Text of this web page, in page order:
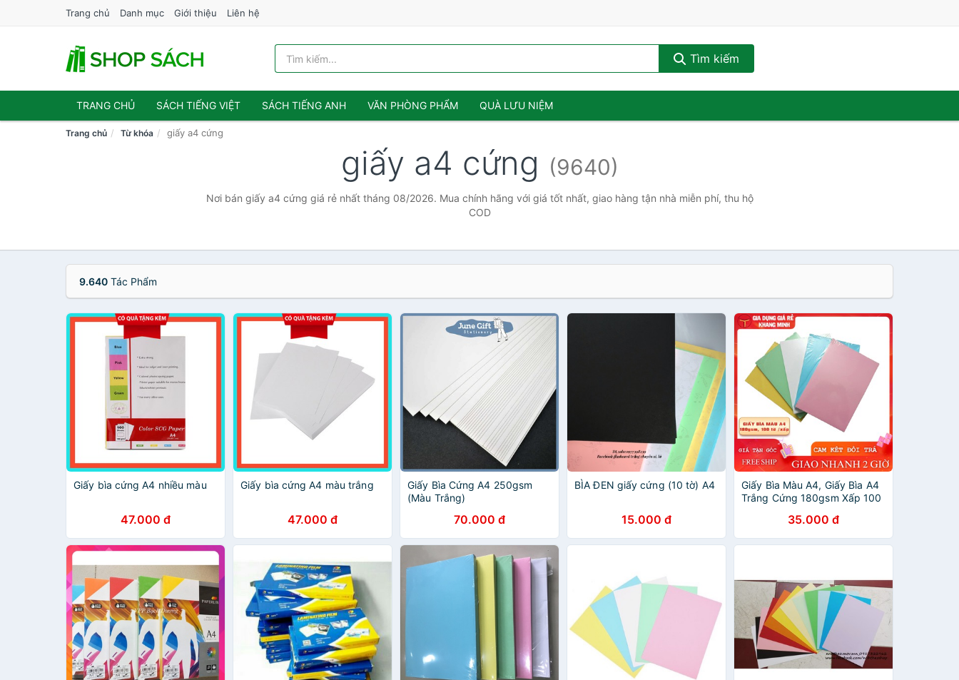
Trang chủ Danh mục Giới thiệu Liên hệ
Tìm kiếm
TRANG CHỦ SÁCH TIẾNG VIỆT SÁCH TIẾNG ANH VĂN PHÒNG PHẨM QUÀ LƯU NIỆM
Trang chủ Từ khóa giấy a4 cứng
giấy a4 cứng (9640)
Nơi bán giấy a4 cứng giá rẻ nhất tháng 08/2026. Mua chính hãng với giá tốt nhất, giao hàng tận nhà miễn phí, thu hộ
COD
9.640 Tác Phẩm
Giấy bìa cứng A4 nhiều màu
47.000 đ
Giấy bìa cứng A4 màu trắng
47.000 đ
Giấy Bìa Cứng A4 250gsm
(Màu Trắng)
70.000 đ
BÌA ĐEN giấy cứng (10 tờ) A4
15.000 đ
Giấy Bìa Màu A4, Giấy Bìa A4
Trắng Cứng 180gsm Xấp 100
35.000 đ